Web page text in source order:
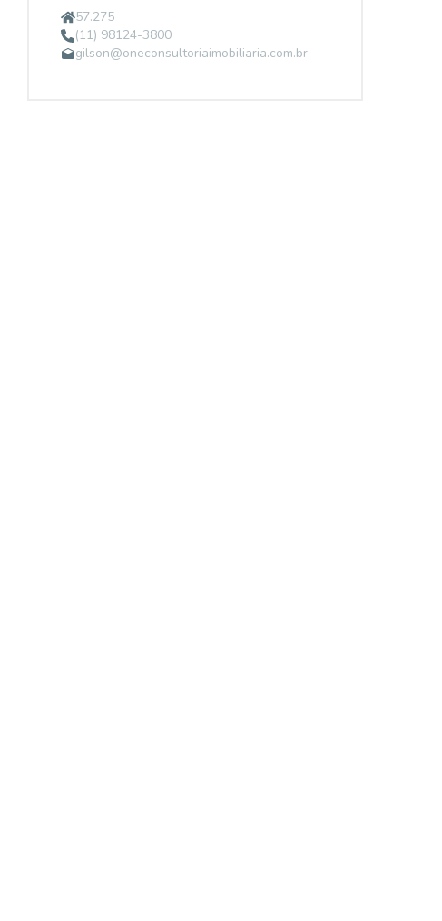
57.275
(11) 98124-3800
gilson@oneconsultoriaimobiliaria.com.br